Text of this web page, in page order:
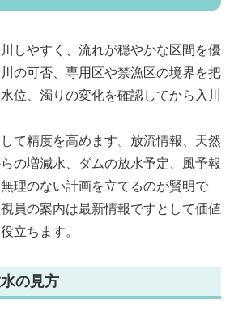
しやすく、流れが穏やかな区間を優
の可否、専用区や禁漁区の境界を把
位、濁りの変化を確認してから入川
て精度を高めます。放流情報、天然
の増減水、ダムの放水予定、風予報
理のない計画を立てるのが賢明で
員の案内は最新情報ですとして価値
立ちます。
の見方